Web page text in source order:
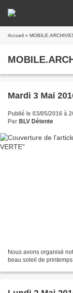
Accueil »
Mardi 3 Mai
Publié le 03/05/2016 à
Par BLV Détente
Nous avons organisé
beau soleil de printemps.